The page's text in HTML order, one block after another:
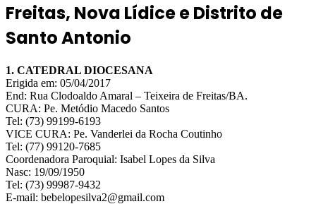
Freitas, Nova Lídice e Distrito de
Santo Antonio
1. CATEDRAL DIOCESANA
Erigida em: 05/04/2017
End: Rua Clodoaldo Amaral – Teixeira de Freitas/BA.
CURA: Pe. Metódio Macedo Santos
Tel: (73) 99199-6193
VICE CURA: Pe. Vanderlei da Rocha Coutinho
Tel: (77) 99120-7685
Coordenadora Paroquial: Isabel Lopes da Silva
Nasc: 19/09/1950
Tel: (73) 99987-9432
E-mail: bebelopesilva2@gmail.com